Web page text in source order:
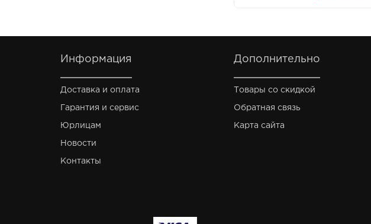
Информация
Доставка и оплата
Гарантия и сервис
Юрлицам
Новости
Контакты
Дополнительно
Товары со скидкой
Обратная связь
Карта сайта